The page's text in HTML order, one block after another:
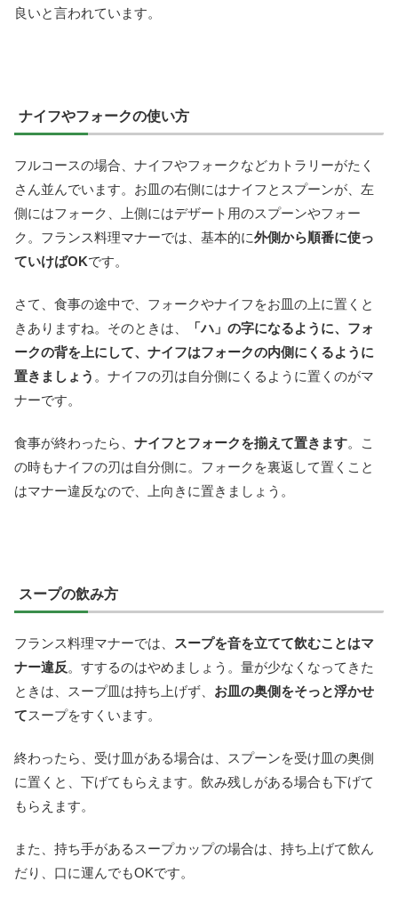
良いと言われています。
ナイフやフォークの使い方
フルコースの場合、ナイフやフォークなどカトラリーがたく
さん並んでいます。お皿の右側にはナイフとスプーンが、左
側にはフォーク、上側にはデザート用のスプーンやフォー
ク。フランス料理マナーでは、基本的に外側から順番に使っ
ていけばOKです。
さて、食事の途中で、フォークやナイフをお皿の上に置くと
きありますね。そのときは、
「ハ」の字になるように、フォ
ークの背を上にして、ナイフはフォークの内側にくるように
置きましょう 。ナイフの刃は自分側にくるように置くのがマ
ナーです。
食事が終わったら、 ナイフとフォークを揃えて置きます。こ
の時もナイフの刃は自分側に。フォークを裏返して置くこと
はマナー違反なので、上向きに置きましょう。
スープの飲み方
フランス料理マナーでは、
スープを音を立てて飲むことはマ
ナー違反。すするのはやめましょう。量が少なくなってきた
ときは、スープ皿は持ち上げず、 お皿の奥側をそっと浮かせ
てスープをすくいます。
終わったら、受け皿がある場合は、スプーンを受け皿の奥側
に置くと、下げてもらえます。飲み残しがある場合も下げて
もらえます。
また、持ち手があるスープカップの場合は、持ち上げて飲ん
だり、口に運んでもOKです。